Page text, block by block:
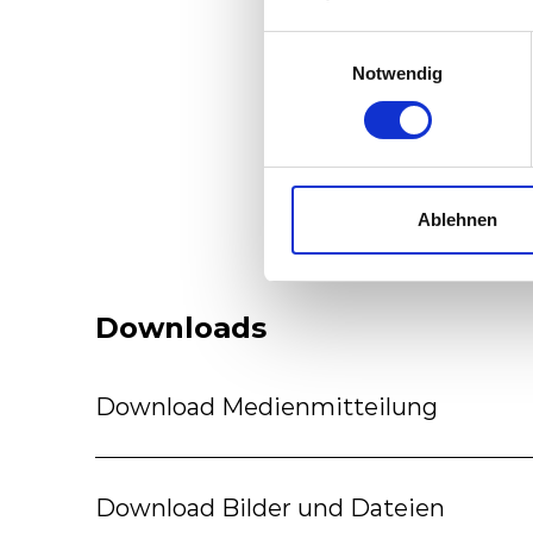
Notwendig
Ablehnen
seinen
Downloads
Download Medienmitteilung
Download Bilder und Dateien